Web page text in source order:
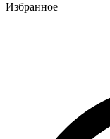
Избранное